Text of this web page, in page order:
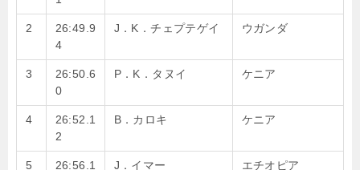
2
26:49.9
4
J．K．チェプテゲイ ウガンダ
3
26:50.6
0
P．K．タヌイ ケニア
4
26:52.1
2
B．カロキ ケニア
5
26:56.1
J．イマー エチオピア